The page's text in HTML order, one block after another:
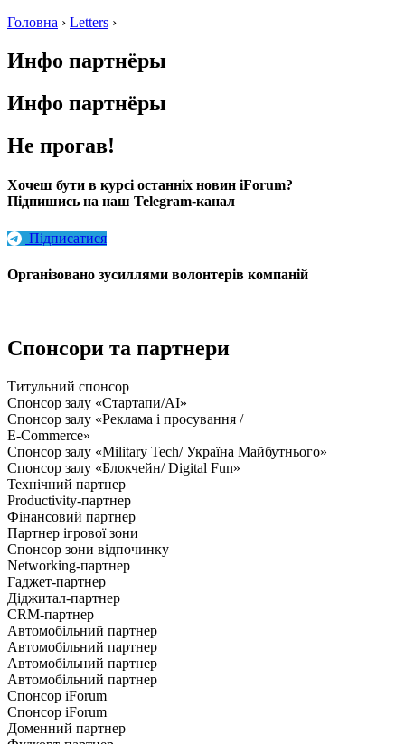
Головна › Letters ›
Инфо партнёры
Инфо партнёры
Не прогав!
Хочеш бути в курсі останніх новин iForum?
Підпишись на наш Telegram-канал
Підписатися
Організовано зусиллями волонтерів компаній
Спонсори та партнери
Титульний спонсор
Спонсор залу «Стартапи/AI»
Спонсор залу «Реклама і просування /
E-Commerce»
Спонсор залу «Military Tech/ Україна Майбутнього»
Спонсор залу «Блокчейн/ Digital Fun»
Технічний партнер
Productivity-партнер
Фінансовий партнер
Партнер ігрової зони
Спонсор зони відпочинку
Networking-партнер
Гаджет-партнер
Діджитал-партнер
CRM-партнер
Автомобільний партнер
Автомобільний партнер
Автомобільний партнер
Автомобільний партнер
Спонсор iForum
Спонсор iForum
Доменний партнер